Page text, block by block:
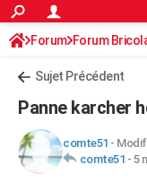
ACTUALITÉS
Politique
Société
Faits Divers
Education
Monde
Villes
+
FINANCE
Retraite
Impôts
Epargne
Immobilier
Risques naturels par
Banque
Assurance
Crédit
AUTO
Forum Forum
Sujet Précédent
Panne karcher
comte51 -
comte51 - 5